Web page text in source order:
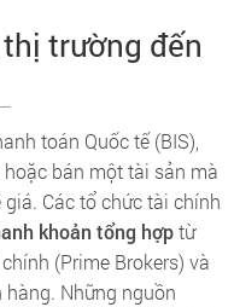
trường đến
toán Quốc tế (BIS),
bán một tài sản mà
Các tổ chức tài chính
khoản tổng hợptừ
(Prime Brokers) và
Những nguồn